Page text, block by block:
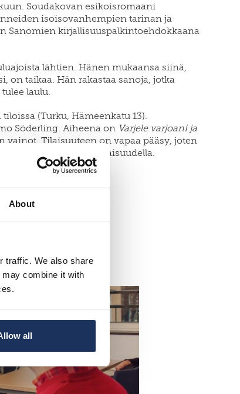
About
traffic. We also share
combine it with
all
Soudakovan esikoisromaani
isoisovanhempien tarinan ja
Sanomien kirjallisuuspalkintoehdokkaana
lähtien. Hänen mukaansa siinä,
on taikaa. Hän rakastaa sanoja, jotka
laulu.
(Turku, Hämeenkatu 13).
Söderling. Aiheena on Varjele varjoani ja
Tilaisuuteen on vapaa pääsy, joten
kello 18.00 kahvitilaisuudella.